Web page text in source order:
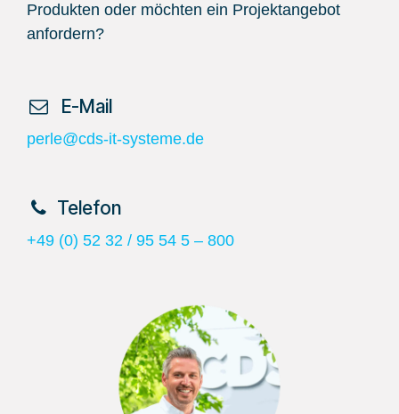
Produkten oder möchten ein Projektangebot
anfordern?
​ E-Mail
perle@cds-it-systeme.de
​Telefon
+49 (0) 52 32 / 95 54 5 – 800